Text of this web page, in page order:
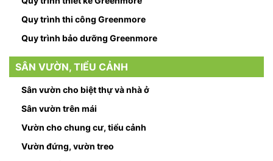
Quy trình thi công Greenmore
Quy trình bảo dưỡng Greenmore
SÂN VƯỜN, TIỂU CẢNH
Sân vườn cho biệt thự và nhà ở
Sân vườn trên mái
Vườn cho chung cư, tiểu cảnh
Vườn đứng, vườn treo